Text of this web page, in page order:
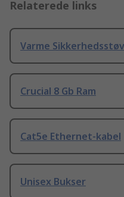
Relaterede links
Varme
Crucial 8 Gb Ram
Cat5e Ethernet-kabel
Unisex Bukser